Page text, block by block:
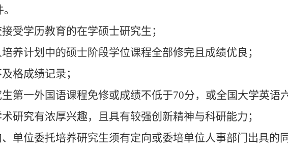
受学历教育的在学硕士研究生；
养计划中的硕士阶段学位课程全部修完且成绩优良；
格成绩记录；
第一外国语课程免修或成绩不低于70分，或全国大学英语
研究有浓厚兴趣，且具有较强创新精神与科研能力；
、单位委托培养研究生须有定向或委培单位人事部门出具的